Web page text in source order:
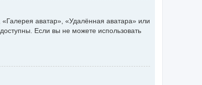
аватар», «Удалённая аватара» или
Если вы не можете использовать